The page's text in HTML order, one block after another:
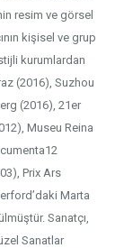
resim ve görsel
kişisel ve grup
kurumlardan
(2016), Suzhou
(2016), 21er
Museu Reina
Prix Ars
Marta
Sanatçı,
Sanatlar